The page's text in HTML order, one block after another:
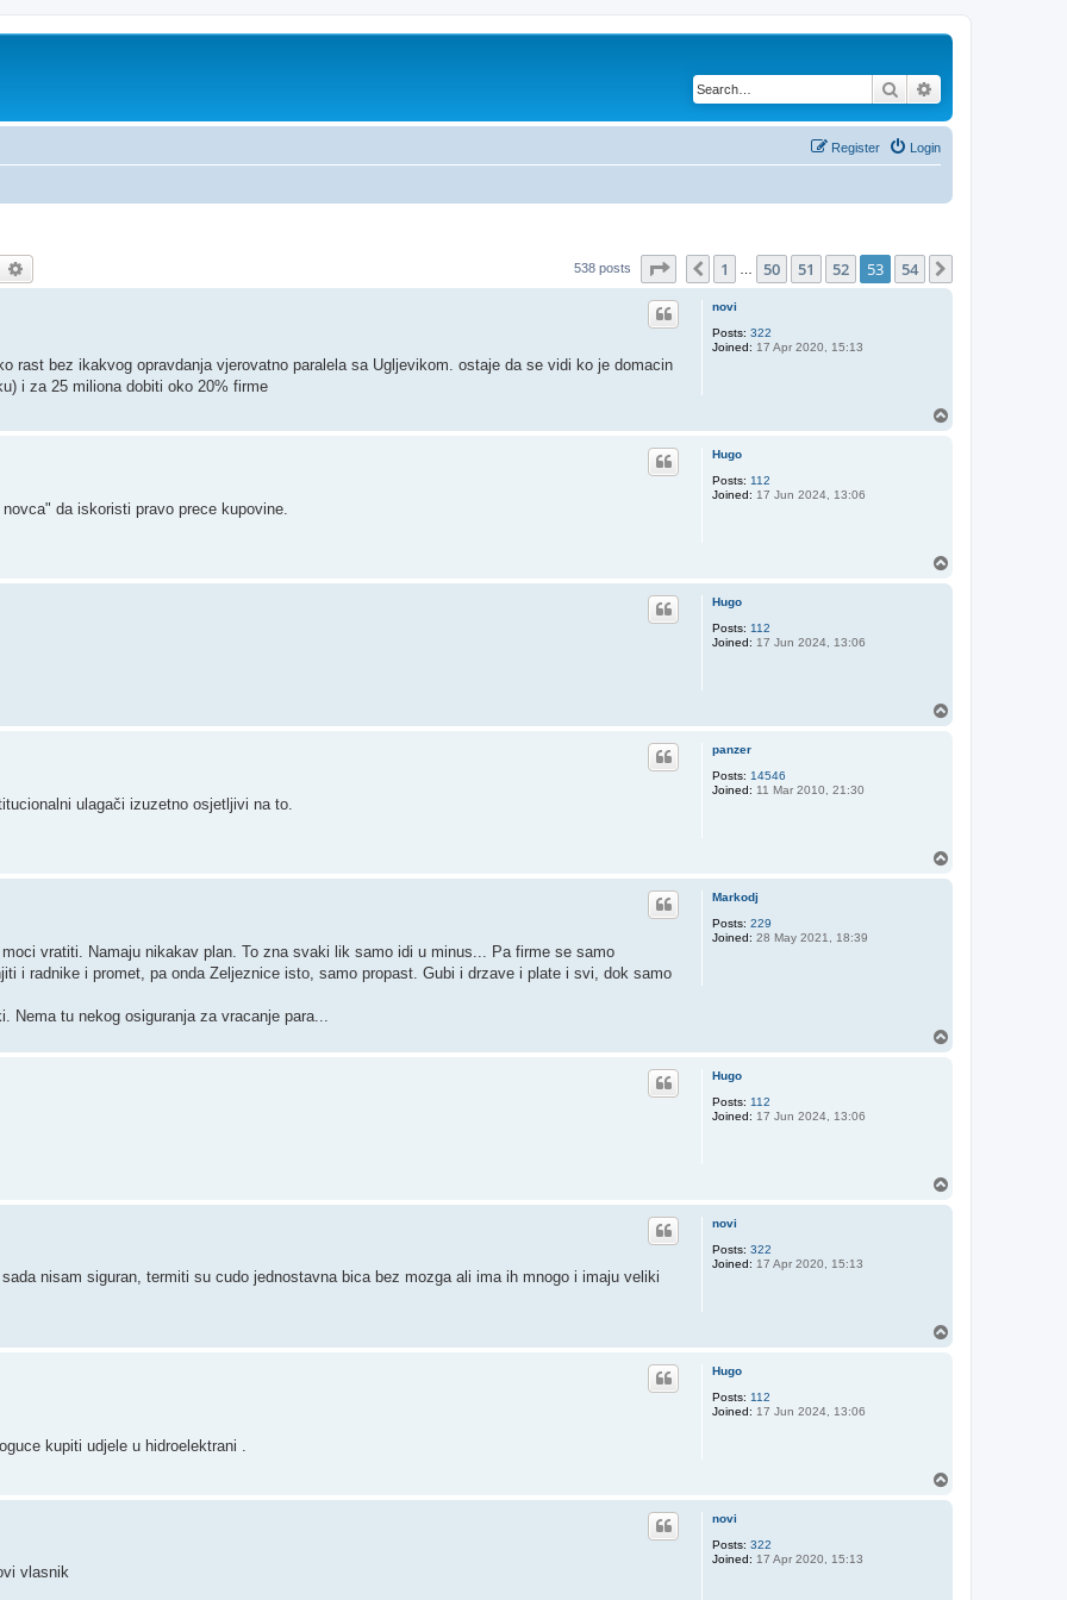
Search
Login
Register
538 posts Page 53 of54
Previous
1 50 51 52 53 54
novi
Posts: 322
Joined: 17 Apr 2020, 15:13
rast bez ikakvog opravdanja vjerovatno paralela sa Ugljevikom. ostaje da se vidi ko je domacin
i za 25 miliona dobiti oko 20% firme
Hugo
Posts: 112
Joined: 17 Jun 2024, 13:06
da iskoristi pravo prece kupovine.
Hugo
Posts: 112
Joined: 17 Jun 2024, 13:06
panzer
Posts: 14546
Joined: 11 Mar 2010, 21:30
ulagači izuzetno osjetljivi na to.
Markodj
Posts: 229
Joined: 28 May 2021, 18:39
vratiti. Namaju nikakav plan. To zna svaki lik samo idi u minus... Pa firme se samo
i radnike i promet, pa onda Zeljeznice isto, samo propast. Gubi i drzave i plate i svi, dok samo
tu nekog osiguranja za vracanje para...
Hugo
Posts: 112
Joined: 17 Jun 2024, 13:06
novi
Posts: 322
Joined: 17 Apr 2020, 15:13
nisam siguran, termiti su cudo jednostavna bica bez mozga ali ima ih mnogo i imaju veliki
Hugo
Posts: 112
Joined: 17 Jun 2024, 13:06
kupiti udjele u hidroelektrani .
novi
Posts: 322
Joined: 17 Apr 2020, 15:13
vlasnik